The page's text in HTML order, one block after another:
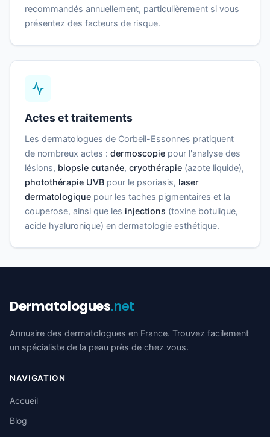
recommandés annuellement, particulièrement si vous
présentez des facteurs de risque.
Actes et traitements
Les dermatologues de Corbeil-Essonnes pratiquent
de nombreux actes : dermoscopie pour l'analyse des
lésions, biopsie cutanée, cryothérapie (azote liquide),
photothérapie UVB pour le psoriasis, laser
dermatologique pour les taches pigmentaires et la
couperose, ainsi que les injections (toxine botulique,
acide hyaluronique) en dermatologie esthétique.
Dermatologues.net
Annuaire des dermatologues en France. Trouvez facilement
un spécialiste de la peau près de chez vous.
NAVIGATION
Accueil
Blog